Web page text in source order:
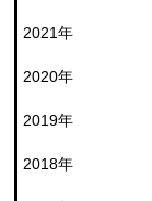
2021年
2020年
2019年
2018年